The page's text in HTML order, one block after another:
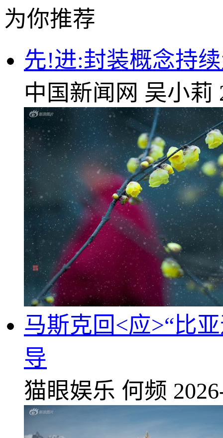
为你推荐
先!进:封装概念持
中国新闻网 吴小莉
马斯克回<应>“比
导
猫眼娱乐 何频